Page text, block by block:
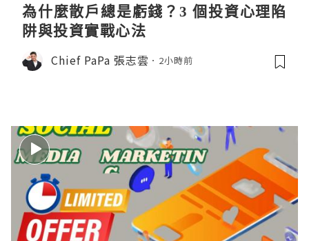
為什麼散戶總是虧錢？3 個投資心理陷
阱與投資實戰心法
Chief PaPa 張志雲 2小時前